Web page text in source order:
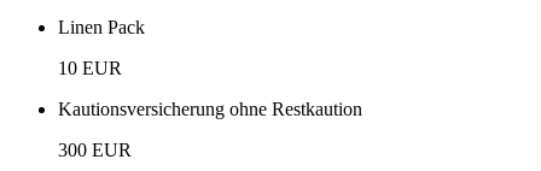
Linen Pack
10 EUR
Kautionsversicherung ohne Restkaution
300 EUR